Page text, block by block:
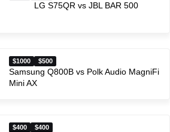
LG S75QR vs JBL BAR 500
$1000 $500
Samsung Q800B vs Polk Audio MagniFi
Mini AX
$400 $400